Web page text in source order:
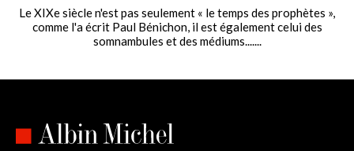
Le XIXe siècle n'est pas seulement « le temps des prophètes »,
comme l'a écrit Paul Bénichon, il est également celui des
somnambules et des médiums.......